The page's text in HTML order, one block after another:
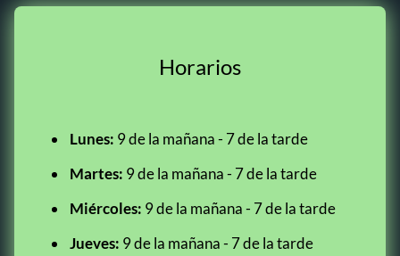
Horarios
Lunes: 9 de la mañana - 7 de la tarde
Martes: 9 de la mañana - 7 de la tarde
Miércoles: 9 de la mañana - 7 de la tarde
Jueves: 9 de la mañana - 7 de la tarde